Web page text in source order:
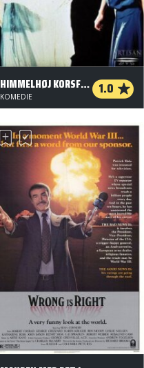
HIMMELHØJ KORSFØRING 1.0
KOMEDIE